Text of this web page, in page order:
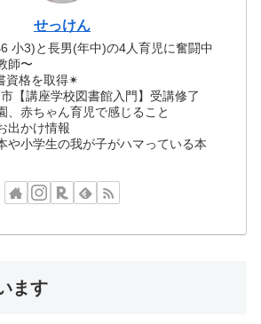
せっけん
小3)と長男(年中)の4人育児に奮闘中
師〜
資格を取得✴︎
【講座学校図書館入門】受講修了
、赤ちゃん育児で感じること
出かけ情報
や小学生の我が子がハマっている本
ます